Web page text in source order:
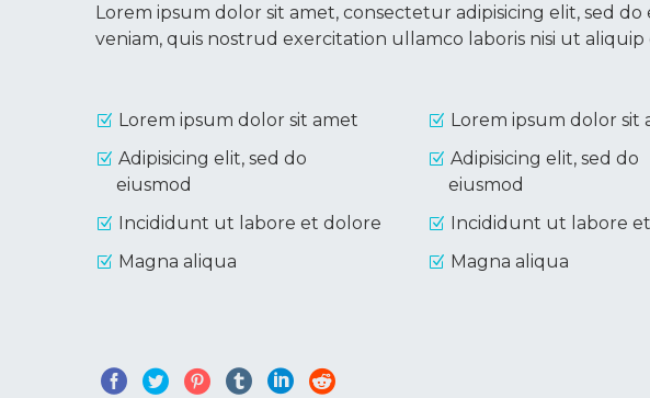
Lorem ipsum dolor sit amet, consectetur adipisicing elit, sed
veniam, quis nostrud exercitation ullamco laboris nisi ut
Lorem ipsum dolor sit amet
Adipisicing elit, sed do
eiusmod
Incididunt ut labore et dolore
Magna aliqua
Lorem ipsum dolor sit
Adipisicing elit, sed do
eiusmod
Incididunt ut labore
Magna aliqua